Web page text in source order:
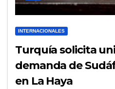
INTERNACIONALES
Turquía solicita
demanda de
en La Haya